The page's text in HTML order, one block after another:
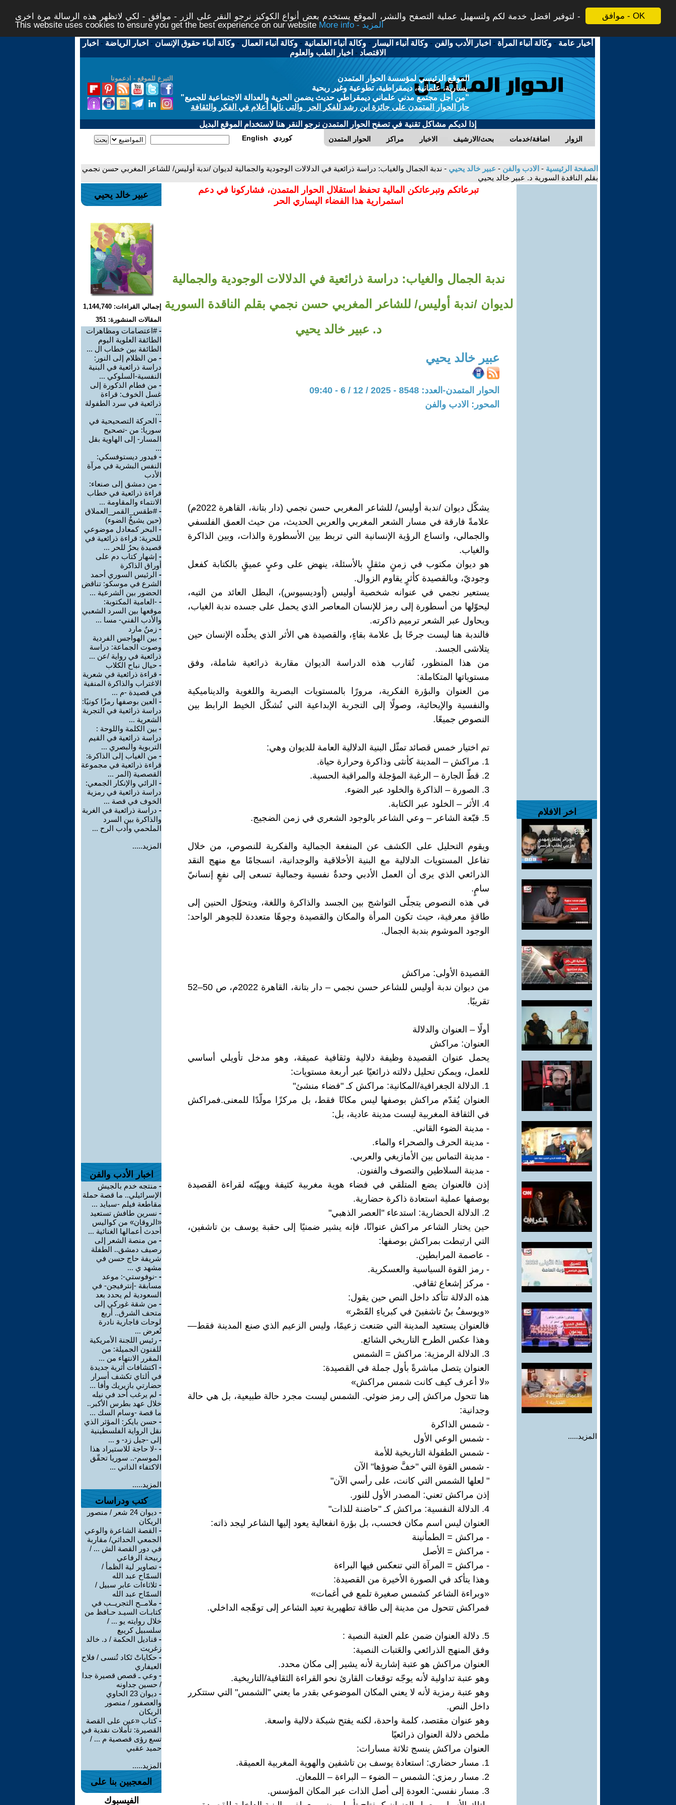
موافق - OK
لتوفير افضل خدمة لكم ولتسهيل عملية التصفح والنشر، الموقع يستخدم بعض أنواع الكوكيز نرجو النقر على الزر - موافق - لكي لاتظهر هذه الرسالة مرة اخرى -
This website uses cookies to ensure you get the best experience on our website
More info - المزيد
أخبار عامة -وكالة أنباء المرأة - اخبار الأدب والفن -وكالة أنباء اليسار -وكالة أنباء العلمانية -وكالة أنباء العمال -وكالة أنباء حقوق الإنسان - اخبار الرياضة - اخبار
الاقتصاد - اخبار الطب والعلوم
التبرع للموقع - ادعمونا
الموقع الرئيسي لمؤسسة الحوار المتمدن
يسارية، علمانية، ديمقراطية، تطوعية وغير ربحية
"من أجل مجتمع مدني علماني ديمقراطي حديث يضمن الحرية والعدالة الاجتماعية للجميع"
حاز الحوار المتمدن على جائزة ابن رشد للفكر الحر والتى نالها أعلام في الفكر والثقافة
إذا لديكم مشاكل تقنية في تصفح الحوار المتمدن نرجو النقر هنا لاستخدام الموقع البديل
الحوار المتمدن مراكز الاخبار بحث/الارشيف اضافة/خدمات الزوار English كوردي
الصفحة الرئيسية - الادب والفن - عبير خالد يحيي - ندبة الجمال والغياب: دراسة ذرائعية في الدلالات الوجودية والجمالية لديوان /ندبة أوليس/ للشاعر المغربي حسن نجمي
بقلم الناقدة السورية د. عبير خالد يحيي
اخر الافلام
المزيد.....
تبرعاتكم وتبرعاتكن المالية تحفظ استقلال الحوار المتمدن، فشاركونا في دعم
استمرارية هذا الفضاء اليساري الحر
ندبة الجمال والغياب: دراسة ذرائعية في الدلالات الوجودية والجمالية
لديوان /ندبة أوليس/ للشاعر المغربي حسن نجمي بقلم الناقدة السورية
د. عبير خالد يحيي
عبير خالد يحيي
الحوار المتمدن-العدد: 8548 - 2025 / 12 / 6 - 09:40
المحور: الادب والفن
يشكّل ديوان /ندبة أوليس/ للشاعر المغربي حسن نجمي (دار بتانة، القاهرة 2022م)
علامةً فارقة في مسار الشعر المغربي والعربي الحديث، من حيث العمق الفلسفي
والجمالي، واتساع الرؤية الإنسانية التي تربط بين الأسطورة والذات، وبين الذاكرة
والغياب.
هو ديوان مكتوب في زمنٍ مثقلٍ بالأسئلة، ينهض على وعيٍ عميقٍ بالكتابة كفعل
وجوديّ، وبالقصيدة كأثرٍ يقاوم الزوال.
يستعير نجمي في عنوانه شخصية أوليس (أوديسيوس)، البطل العائد من التيه،
ليحوّلها من أسطورة إلى رمز للإنسان المعاصر الذي يحمل على جسده ندبة الغياب،
ويحاول عبر الشعر ترميم ذاكرته.
فالندبة هنا ليست جرحًا بل علامة بقاءٍ، والقصيدة هي الأثر الذي يخلّده الإنسان حين
يتلاشى الجسد.
من هذا المنظور، تُقارب هذه الدراسة الديوان مقاربة ذرائعية شاملة، وفق
مستوياتها المتكاملة:
من العنوان والبؤرة الفكرية، مرورًا بالمستويات البصرية واللغوية والديناميكية
والنفسية والإيحائية، وصولًا إلى التجربة الإبداعية التي تُشكّل الخيط الرابط بين
النصوص جميعًا.
تم اختيار خمس قصائد تمثّل البنية الدلالية العامة للديوان وهي:
1. مراكش – المدينة كأنثى وذاكرة وحرارة حياة.
2. قطّ الجارة – الرغبة المؤجلة والمراقبة الحسية.
3. الصورة – الذاكرة والخلود عبر الضوء.
4. الأثر – الخلود عبر الكتابة.
5. قبّعة الشاعر – وعي الشاعر بالوجود الشعري في زمن الضجيج.
ويقوم التحليل على الكشف عن المنفعة الجمالية والفكرية للنصوص، من خلال
تفاعل المستويات الدلالية مع البنية الأخلاقية والوجدانية، انسجامًا مع منهج النقد
الذرائعي الذي يرى أن العمل الأدبي وحدةٌ نفسية وجمالية تسعى إلى نفعٍ إنسانيّ
سامٍ.
في هذه النصوص يتجلّى التواشج بين الجسد والذاكرة واللغة، ويتحوّل الحنين إلى
طاقةٍ معرفية، حيث تكون المرأة والمكان والقصيدة وجوهًا متعددة للجوهر الواحد:
الوجود الموشوم بندبة الجمال.
القصيدة الأولى: مراكش
من ديوان ندبة أوليس للشاعر حسن نجمي – دار بتانة، القاهرة 2022م، ص 50–52
تقريبًا.
أولًا – العنوان والدلالة
العنوان: مراكش
يحمل عنوان القصيدة وظيفة دلالية وثقافية عميقة، وهو مدخل تأويلي أساسي
للعمل، ويمكن تحليل دلالته ذرائعيًا عبر أربعة مستويات:
1. الدلالة الجغرافية/المكانية: مراكش كـ "فضاء منشئ"
العنوان يُقدّم مراكش بوصفها ليس مكانًا فقط، بل مركزًا مولّدًا للمعنى.فمراكش
في الثقافة المغربية ليست مدينة عادية، بل:
- مدينة الضوء القاني.
- مدينة الحرف والصحراء والماء.
- مدينة التماس بين الأمازيغي والعربي.
- مدينة السلاطين والتصوف والفنون.
إذن فالعنوان يضع المتلقي في فضاء هوية مغربية كثيفة ويهيّئه لقراءة القصيدة
بوصفها عملية استعادة ذاكرة حضارية.
2. الدلالة الحضارية: استدعاء "العصر الذهبي"
حين يختار الشاعر مراكش عنوانًا، فإنه يشير ضمنيًا إلى حقبة يوسف بن تاشفين،
التي ارتبطت بمراكش بوصفها:
- عاصمة المرابطين.
- رمز القوة السياسية والعسكرية.
- مركز إشعاع ثقافي.
هذه الدلالة تتأكد داخل النص حين يقول:
«ويوسفُ بنُ تاشفينَ في كبرياءِ القَصْر»
فالعنوان يستعيد المدينة التي صَنعت زعيمًا، وليس الزعيم الذي صنع المدينة فقط—
وهذا عكس الطرح التاريخي الشائع.
3. الدلالة الرمزية: مراكش = الشمس
العنوان يتصل مباشرةً بأول جملة في القصيدة:
«لا أعرف كيف كانت شمس مراكش»
هنا تتحول مراكش إلى رمز ضوئي. الشمس ليست مجرد حالة طبيعية، بل هي حالة
وجدانية:
- شمس الذاكرة
- شمس الوعي الأول
- شمس الطفولة التاريخية للأمة
- شمس القوة التي "خفَّ ضوؤها" الآن
" لعلها الشمس التي كانت، على رأسي الآن"
إذن مراكش تعني: المصدر الأول للنور.
4. الدلالة النفسية: مراكش كـ "حاضنة للذات"
العنوان ليس اسم مكان فحسب، بل بؤرة انفعالية يعود إليها الشاعر ليجد ذاته:
- مراكش = الطمأنينة
- مراكش = الأصل
- مراكش = المرآة التي تنعكس فيها البراءة
وهذا يتأكد في الصورة الأخيرة من القصيدة:
«وبراءة الشاعر كشمس صغيرة تلمع في أغمات»
فمراكش تتحول من مدينة إلى طاقة تطهيرية تعيد الشاعر إلى توهّجه الداخلي.
5. دلالة العنوان ضمن علم العتبة النصية :
وفق المنهج الذرائعي والعَتبات النصية:
العنوان مراكش هو عتبة إشارية لأنه يشير إلى مكان محدد.
وهو عتبة تداولية لأنه يوجّه توقعات القارئ نحو القراءة الثقافية/التاريخية.
وهو عتبة رمزية لأنه لا يعني المكان الموضوعي بقدر ما يعني "الشمس" التي ستتكرر
داخل النص.
وهو عنوان مقتصد، كلمة واحدة، لكنه يفتح شبكة دلالية واسعة.
ملخص دلالة العنوان ذرائعيًا
العنوان مراكش ينسج ثلاثة مسارات:
1. مسار حضاري: استعادة يوسف بن تاشفين والهوية المغربية العميقة.
2. مسار رمزي: الشمس – الضوء – البراءة – اللمعان.
3. مسار نفسي: العودة إلى أصل الذات عبر المكان المؤسس.
عبير خالد يحيي
إجمالي القراءات: 1,144,740
المقالات المنشورة: 351
-#اعتصامات ومظاهرات
الطائفة العلوية اليوم
الطائفة بين خطاب ال ...
- من الظلام إلى النور:
دراسة ذرائعية في البنية
النفسية-السلوكي ...
- من فطام الذكورة إلى
غسل الخوف: قراءة
ذرائعية في سرد الطفولة
...
- الحركة التصحيحية في
سوريا: من -تصحيح
المسار- إلى الهاوية بقل
...
- فيدور ديستوفسكي:
النفس البشرية في مرآة
الأدب
- من دمشق إلى صنعاء:
قراءة ذرائعية في خطاب
الانتماء والمقاومة ...
-#طقس_القمر_العملاق
(حين يشيخُ الضوء)
- البحر كمعادل موضوعي
للحرية: قراءة ذرائعية في
قصيدة بحرٌ للحر ...
- إشهار كتاب دم على
أوراق الذاكرة
- الرئيس السوري أحمد
الشرع في موسكو: تناقض
الحضور بين الشرعية ...
- -العامية المكتوبة:
موقعها بين السرد الشعبي
والأدب الفني- مسا ...
- زمنٌ مارد
- بين الهواجس الفردية
وصوت الجماعة: دراسة
ذرائعية في رواية /عن ...
- حيال نباح الكلاب
- قراءة ذرائعية في شعرية
الاغتراب والذاكرة المنفية
في قصيدة -م ...
- العين بوصفها رمزًا كونيًا:
دراسة ذرائعية في التجربة
الشعرية ...
- بين الكلمة واللوحة :
دراسة ذرائعية في القيم
التربوية والبصري ...
- من الغياب إلى الذاكرة:
قراءة ذرائعية في مجموعة
القصصية (المر ...
- الرائي والإنكار الجمعي:
دراسة ذرائعية في رمزية
الخوف في قصة ...
- دراسة ذرائعية في الغربة
والذاكرة بين السرد
الملحمي وأدب الرح ...
المزيد.....
اخبار الأدب والفن
- منتجه خدم بالجيش
الإسرائيلي.. ما قصة حملة
مقاطعة فيلم -سبايد ...
- نسرين طافش تستعيد
«الروقان» من كواليس
أحدث أعمالها الغنائية ...
- من منصة الشعر إلى
رصيف دمشق.. الطفلة
شريفة حاج حسن في
مشهد ي ...
- -نوفوستي-: موعد
مسابقة -إنترفيجن- في
السعودية لم يحدد بعد
- من شقة غوركي إلى
متحف الشرق.. أربع
لوحات قاجارية نادرة
تُعرض ...
- رئيس اللجنة الأمريكية
للفنون الجميلة: من
المقرر الانتهاء من ...
- اكتشافات أثرية جديدة
في ألتاي تكشف أسرار
حضارتي بازيريك وأفا ...
- لم يرغب أحد في نيله
خلال عهد بطرس الأكبر..
ما قصة -وسام السك ...
- حسن بايكر: المؤثر الذي
نقل الرواية الفلسطينية
إلى -جيل زد- و ...
- -لا حاجة للاستيراد هذا
الموسم-.. سوريا تحقّق
الاكتفاء الذاتي ...
المزيد.....
كتب ودراسات
-
ديوان 24 شعر / منصور
الريكان
- القصة الشاعرة والوعي
الجمعي الحداثي/ مقاربة
في دور القصة الش ... /
ربيحة الرفاعي
- تصاوير لية الظمأ /
السمّاح عبد الله
- ثلاثاءات عابر سبيل /
السمّاح عبد الله
- ملامــح التجريــب في
كتابـات السيـد حـافظ من
خلال روايته يو ... /
سلسبيل كريبع
- قناديل الحكمة / د. خالد
زغريت
- حكاياتْ تَكاد تُنسى / فلاح
العيفاري
- وعي ـ قصص قصيرة جدا
/ حسين جداونه
-
ديوان 23 الحاوي
والعصفور / منصور
الريكان
-كتاب «عين على القصة
القصيرة: تأملات نقدية في
تسع رؤى قصصية م ... /
حميد عقبي
المزيد.....
المعجبين بنا على
الفيسبوك